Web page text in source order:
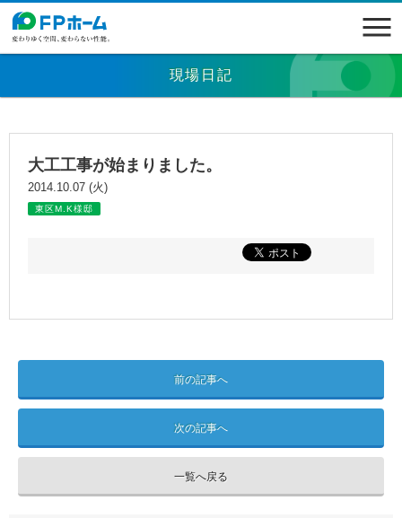
現場日記
大工工事が始まりました。
2014.10.07 (火)
東区M.K様邸
前の記事へ
次の記事へ
一覧へ戻る